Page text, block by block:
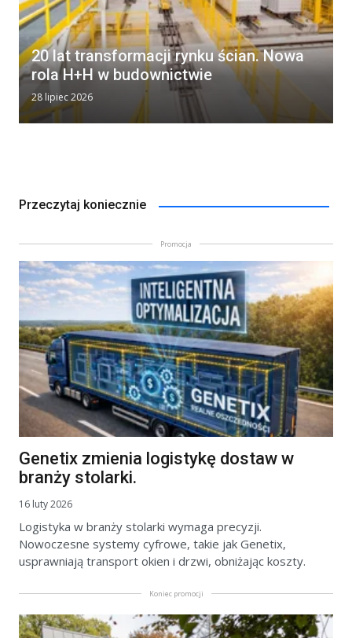
20 lat transformacji rynku ścian. Nowa
rola H+H w budownictwie
28 lipiec 2026
Przeczytaj koniecznie
Promocja
Genetix zmienia logistykę dostaw w
branży stolarki.
16 luty 2026
Logistyka w branży stolarki wymaga precyzji.
Nowoczesne systemy cyfrowe, takie jak Genetix,
usprawniają transport okien i drzwi, obniżając koszty.
Koniec promocji